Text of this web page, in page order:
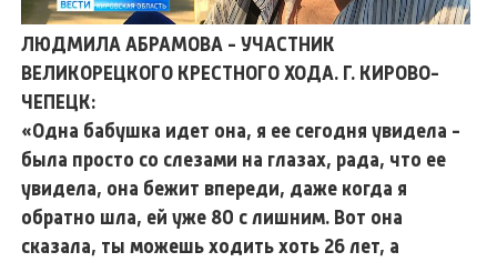
ЛЮДМИЛА АБРАМОВА - УЧАСТНИК
ВЕЛИКОРЕЦКОГО КРЕСТНОГО ХОДА. Г. КИРОВО-
ЧЕПЕЦК:
«Одна бабушка идет она, я ее сегодня увидела -
была просто со слезами на глазах, рада, что ее
увидела, она бежит впереди, даже когда я
обратно шла, ей уже 80 с лишним. Вот она
сказала, ты можешь ходить хоть 26 лет, а